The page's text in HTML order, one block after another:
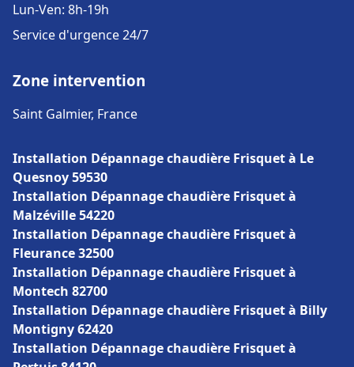
Lun-Ven: 8h-19h
Service d'urgence 24/7
Zone intervention
Saint Galmier, France
Installation Dépannage chaudière Frisquet à Le
Quesnoy 59530
Installation Dépannage chaudière Frisquet à
Malzéville 54220
Installation Dépannage chaudière Frisquet à
Fleurance 32500
Installation Dépannage chaudière Frisquet à
Montech 82700
Installation Dépannage chaudière Frisquet à Billy
Montigny 62420
Installation Dépannage chaudière Frisquet à